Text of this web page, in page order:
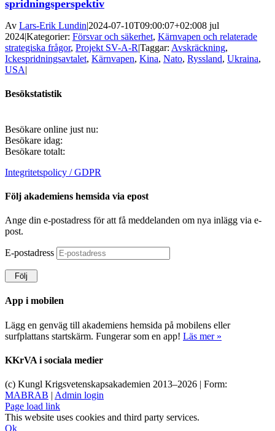
spridningsperspektiv
Av Lars-Erik Lundin|2024-07-10T09:00:07+02:008 jul
2024|Kategorier: Försvar och säkerhet, Kärnvapen och relaterade
strategiska frågor, Projekt SV-A-R|Taggar: Avskräckning,
Ickespridningsavtalet, Kärnvapen, Kina, Nato, Ryssland, Ukraina,
USA|
Besökstatistik
Besökare online just nu:
Besökare idag:
Besökare totalt:
Integritetspolicy / GDPR
Följ akademiens hemsida via epost
Ange din e-postadress för att få meddelanden om nya inlägg via e-
post.
E-postadress
Följ
App i mobilen
Lägg en genväg till akademiens hemsida på mobilens eller
surfplattans startskärm. Fungerar som en app! Läs mer »
KKrVA i sociala medier
(c) Kungl Krigsvetenskapsakademien 2013–2026 | Form:
MABRAB | Admin login
Page load link
This website uses cookies and third party services.
Ok